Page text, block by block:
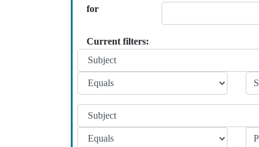
for
Current filters: